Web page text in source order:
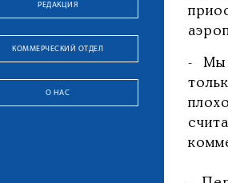
РЕДАКЦИЯ
КОММЕРЧЕСКИЙ ОТДЕЛ
О НАС
- Мы